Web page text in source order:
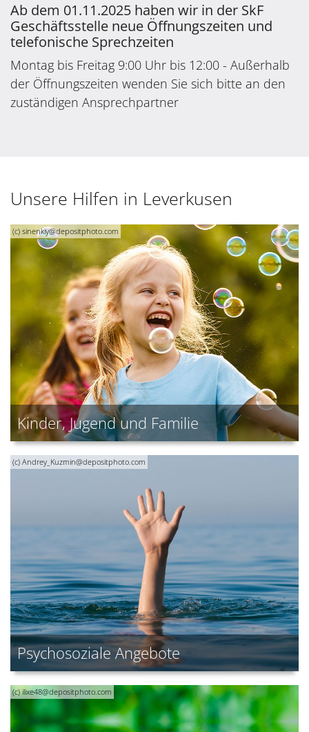
Ab dem 01.11.2025 haben wir in der SkF
Geschäftsstelle neue Öffnungszeiten und
telefonische Sprechzeiten
Montag bis Freitag 9:00 Uhr bis 12:00 - Außerhalb
der Öffnungszeiten wenden Sie sich bitte an den
zuständigen Ansprechpartner
Unsere Hilfen in Leverkusen
(c) sinenkiy@depositphoto.com
Kinder, Jugend und Familie
(c) Andrey_Kuzmin@depositphoto.com
Psychosoziale Angebote
(c) ilixe48@depositphoto.com